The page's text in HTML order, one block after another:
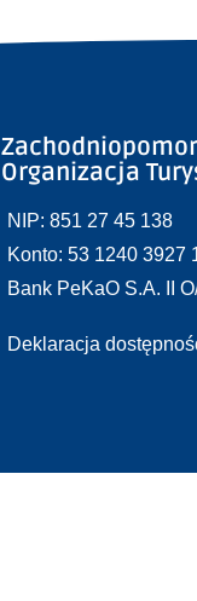
Organizacja
NIP: 851 27 45 138
Konto: 53 1240 3927
Bank PeKaO S.A. II
Deklaracja